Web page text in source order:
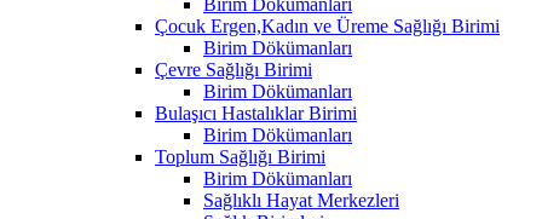
Çocuk Ergen,Kadın ve Üreme Sağlığı Birimi
Birim Dökümanları
Çevre Sağlığı Birimi
Birim Dökümanları
Bulaşıcı Hastalıklar Birimi
Birim Dökümanları
Toplum Sağlığı Birimi
Birim Dökümanları
Sağlıklı Hayat Merkezleri